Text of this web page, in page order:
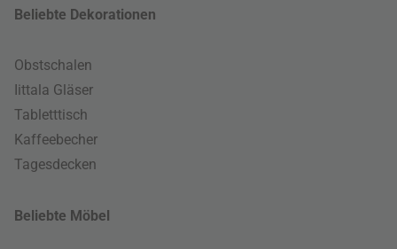
Beliebte Dekorationen
Obstschalen
Iittala Gläser
Tabletttisch
Kaffeebecher
Tagesdecken
Beliebte Möbel